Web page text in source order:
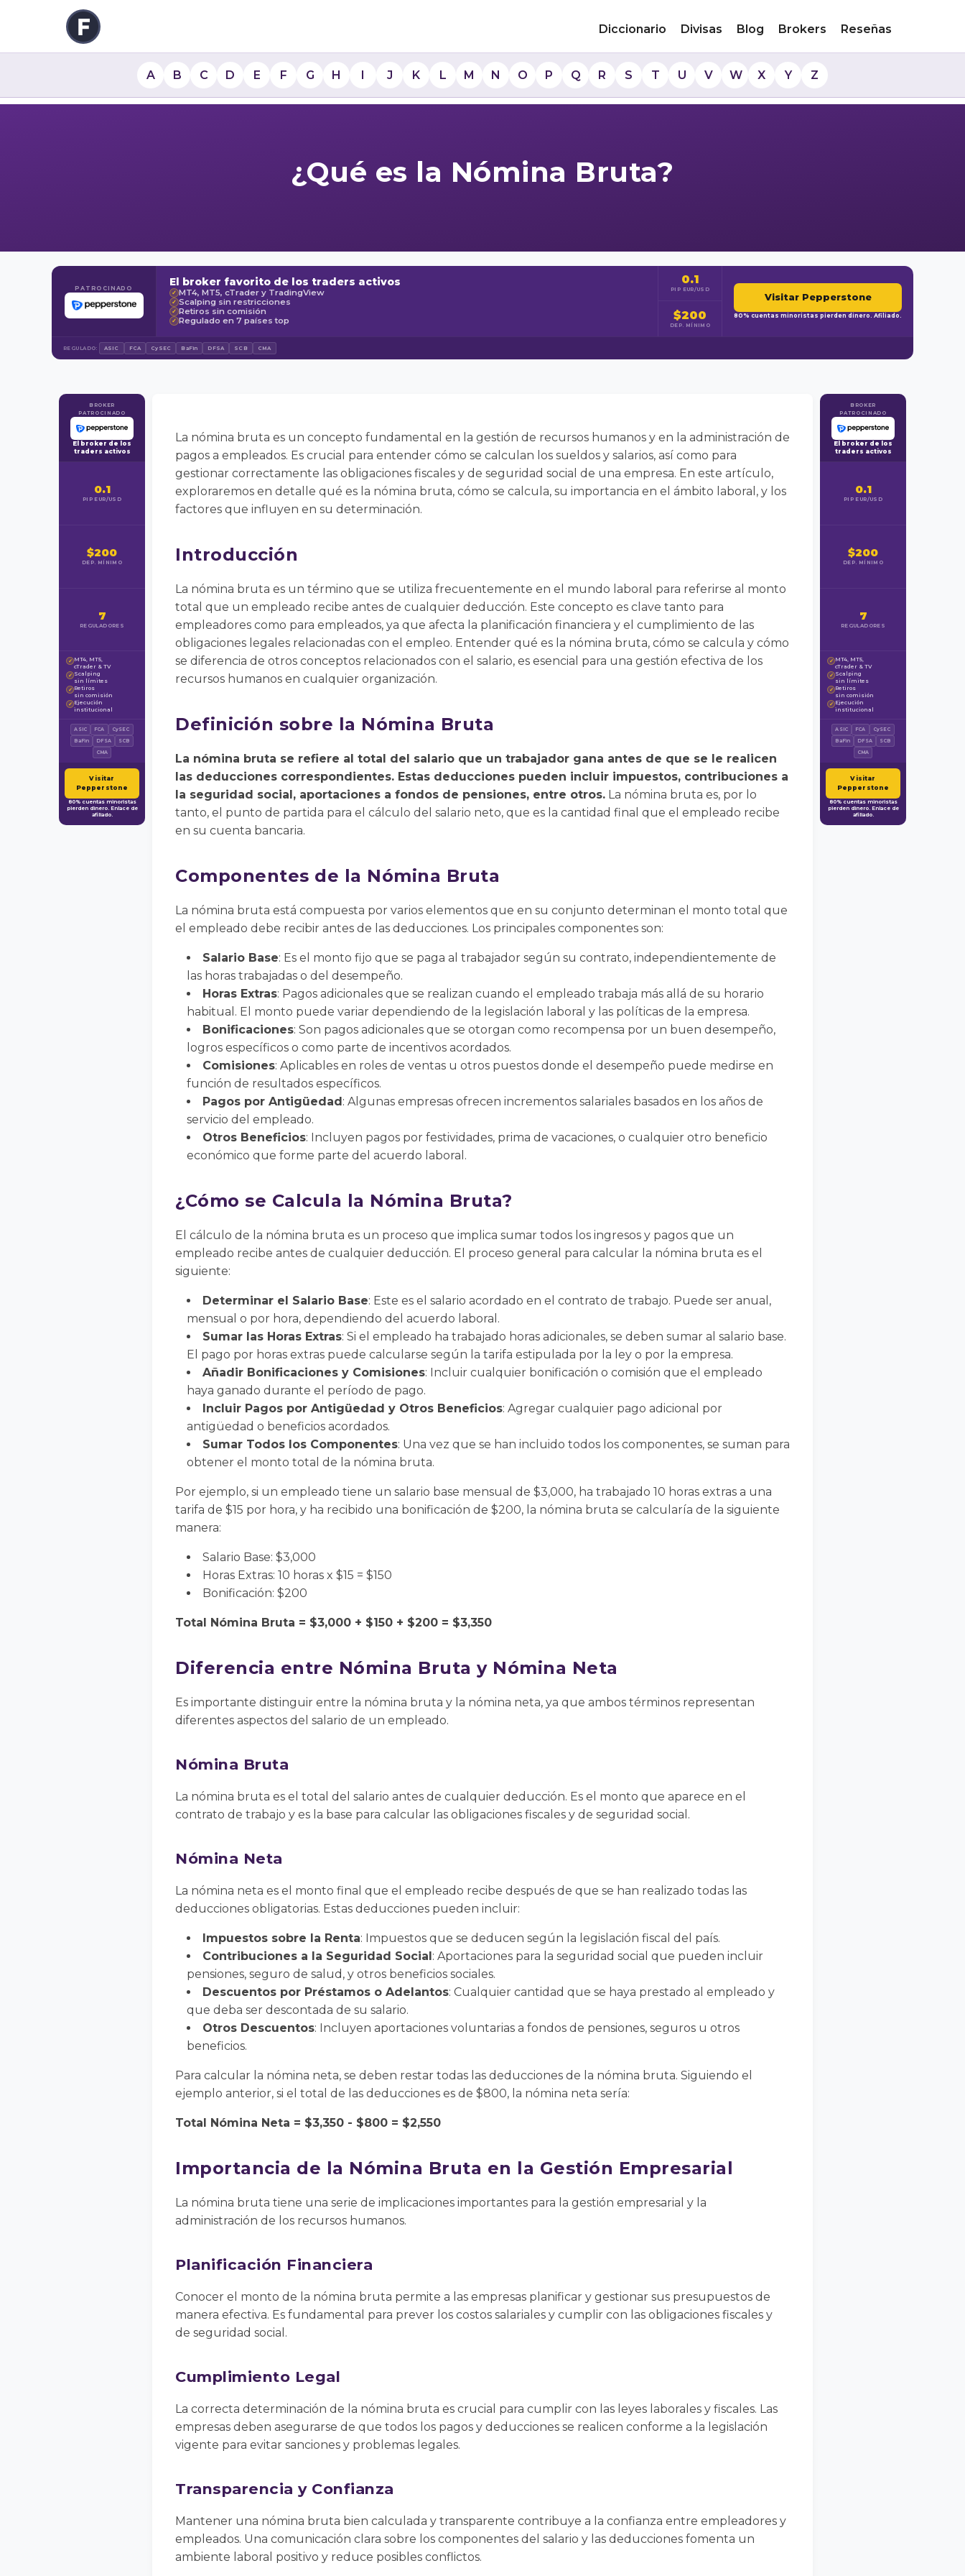
Diccionario Divisas Blog Brokers Reseñas
A B C D E F G H I J K L M N O P Q R S T U V W X Y Z
¿Qué es la Nómina Bruta?
PATROCINADO El broker favorito de los traders activos
✓ MT4, MT5, cTrader y TradingView
✓ Scalping sin restricciones
✓ Retiros sin comisión
✓ Regulado en 7 países top
0.1
PIP EUR/USD
$200
DEP. MÍNIMO
Visitar Pepperstone
80% cuentas minoristas pierden dinero. Afiliado.
REGULADO: ASIC FCA CySEC BaFin DFSA SCB CMA
BROKER
PATROCINADO
El broker de los
traders activos
0.1
PIP EUR/USD
$200
DEP. MÍNIMO
7
REGULADORES
✓ MT4, MT5,
cTrader & TV
✓ Scalping
sin límites
✓ Retiros
sin comisión
✓ Ejecución
institucional
ASIC FCA
CySEC
BaFin
DFSA
SCB
CMA
Visitar
Pepperstone
80% cuentas minoristas
pierden dinero. Enlace de
afiliado.
La nómina bruta es un concepto fundamental en la gestión de recursos humanos y en la administración de
pagos a empleados. Es crucial para entender cómo se calculan los sueldos y salarios, así como para
gestionar correctamente las obligaciones fiscales y de seguridad social de una empresa. En este artículo,
exploraremos en detalle qué es la nómina bruta, cómo se calcula, su importancia en el ámbito laboral, y los
factores que influyen en su determinación.
Introducción
La nómina bruta es un término que se utiliza frecuentemente en el mundo laboral para referirse al monto
total que un empleado recibe antes de cualquier deducción. Este concepto es clave tanto para
empleadores como para empleados, ya que afecta la planificación financiera y el cumplimiento de las
obligaciones legales relacionadas con el empleo. Entender qué es la nómina bruta, cómo se calcula y cómo
se diferencia de otros conceptos relacionados con el salario, es esencial para una gestión efectiva de los
recursos humanos en cualquier organización.
Definición sobre la Nómina Bruta
La nómina bruta se refiere al total del salario que un trabajador gana antes de que se le realicen
las deducciones correspondientes. Estas deducciones pueden incluir impuestos, contribuciones a
la seguridad social, aportaciones a fondos de pensiones, entre otros. La nómina bruta es, por lo
tanto, el punto de partida para el cálculo del salario neto, que es la cantidad final que el empleado recibe
en su cuenta bancaria.
Componentes de la Nómina Bruta
La nómina bruta está compuesta por varios elementos que en su conjunto determinan el monto total que
el empleado debe recibir antes de las deducciones. Los principales componentes son:
Salario Base: Es el monto fijo que se paga al trabajador según su contrato, independientemente de
las horas trabajadas o del desempeño.
Horas Extras: Pagos adicionales que se realizan cuando el empleado trabaja más allá de su horario
habitual. El monto puede variar dependiendo de la legislación laboral y las políticas de la empresa.
Bonificaciones: Son pagos adicionales que se otorgan como recompensa por un buen desempeño,
logros específicos o como parte de incentivos acordados.
Comisiones: Aplicables en roles de ventas u otros puestos donde el desempeño puede medirse en
función de resultados específicos.
Pagos por Antigüedad : Algunas empresas ofrecen incrementos salariales basados en los años de
servicio del empleado.
Otros Beneficios: Incluyen pagos por festividades, prima de vacaciones, o cualquier otro beneficio
económico que forme parte del acuerdo laboral.
¿Cómo se Calcula la Nómina Bruta?
El cálculo de la nómina bruta es un proceso que implica sumar todos los ingresos y pagos que un
empleado recibe antes de cualquier deducción. El proceso general para calcular la nómina bruta es el
siguiente:
Determinar el Salario Base: Este es el salario acordado en el contrato de trabajo. Puede ser anual,
mensual o por hora, dependiendo del acuerdo laboral.
Sumar las Horas Extras: Si el empleado ha trabajado horas adicionales, se deben sumar al salario base.
El pago por horas extras puede calcularse según la tarifa estipulada por la ley o por la empresa.
Añadir Bonificaciones y Comisiones: Incluir cualquier bonificación o comisión que el empleado
haya ganado durante el período de pago.
Incluir Pagos por Antigüedad y Otros Beneficios: Agregar cualquier pago adicional por
antigüedad o beneficios acordados.
Sumar Todos los Componentes: Una vez que se han incluido todos los componentes, se suman para
obtener el monto total de la nómina bruta.
Por ejemplo, si un empleado tiene un salario base mensual de $3,000, ha trabajado 10 horas extras a una
tarifa de $15 por hora, y ha recibido una bonificación de $200, la nómina bruta se calcularía de la siguiente
manera:
Salario Base: $3,000
Horas Extras: 10 horas x $15 = $150
Bonificación: $200
Total Nómina Bruta = $3,000 + $150 + $200 = $3,350
Diferencia entre Nómina Bruta y Nómina Neta
Es importante distinguir entre la nómina bruta y la nómina neta, ya que ambos términos representan
diferentes aspectos del salario de un empleado.
Nómina Bruta
La nómina bruta es el total del salario antes de cualquier deducción. Es el monto que aparece en el
contrato de trabajo y es la base para calcular las obligaciones fiscales y de seguridad social.
Nómina Neta
La nómina neta es el monto final que el empleado recibe después de que se han realizado todas las
deducciones obligatorias. Estas deducciones pueden incluir:
Impuestos sobre la Renta: Impuestos que se deducen según la legislación fiscal del país.
Contribuciones a la Seguridad Social : Aportaciones para la seguridad social que pueden incluir
pensiones, seguro de salud, y otros beneficios sociales.
Descuentos por Préstamos o Adelantos: Cualquier cantidad que se haya prestado al empleado y
que deba ser descontada de su salario.
Otros Descuentos: Incluyen aportaciones voluntarias a fondos de pensiones, seguros u otros
beneficios.
Para calcular la nómina neta, se deben restar todas las deducciones de la nómina bruta. Siguiendo el
ejemplo anterior, si el total de las deducciones es de $800, la nómina neta sería:
Total Nómina Neta = $3,350 - $800 = $2,550
Importancia de la Nómina Bruta en la Gestión Empresarial
La nómina bruta tiene una serie de implicaciones importantes para la gestión empresarial y la
administración de los recursos humanos.
Planificación Financiera
Conocer el monto de la nómina bruta permite a las empresas planificar y gestionar sus presupuestos de
manera efectiva. Es fundamental para prever los costos salariales y cumplir con las obligaciones fiscales y
de seguridad social.
Cumplimiento Legal
La correcta determinación de la nómina bruta es crucial para cumplir con las leyes laborales y fiscales. Las
empresas deben asegurarse de que todos los pagos y deducciones se realicen conforme a la legislación
vigente para evitar sanciones y problemas legales.
Transparencia y Confianza
Mantener una nómina bruta bien calculada y transparente contribuye a la confianza entre empleadores y
empleados. Una comunicación clara sobre los componentes del salario y las deducciones fomenta un
ambiente laboral positivo y reduce posibles conflictos.
BROKER
PATROCINADO
El broker de los
traders activos
0.1
PIP EUR/USD
$200
DEP. MÍNIMO
7
REGULADORES
✓ MT4, MT5,
cTrader & TV
✓ Scalping
sin límites
✓ Retiros
sin comisión
✓ Ejecución
institucional
ASIC FCA
CySEC
BaFin
DFSA
SCB
CMA
Visitar
Pepperstone
80% cuentas minoristas
pierden dinero. Enlace de
afiliado.